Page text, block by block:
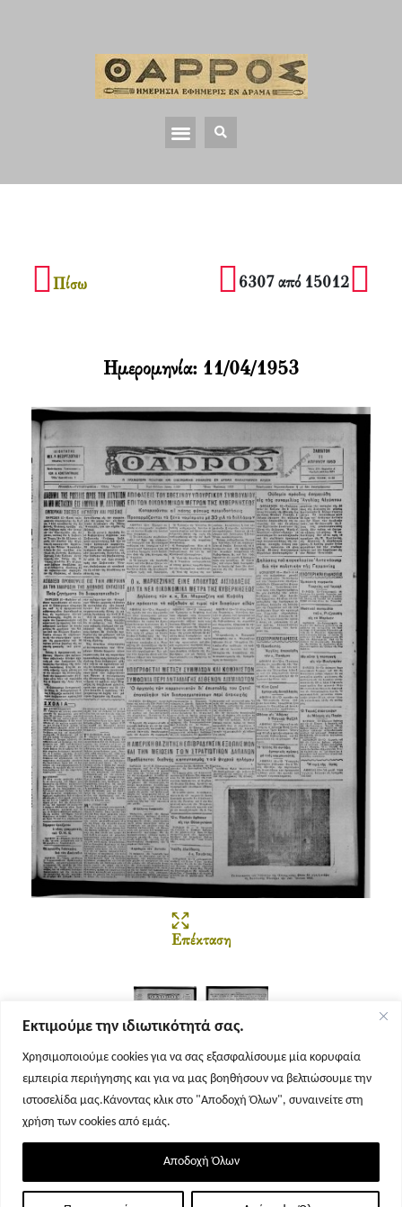
Εκτιμούμε την ιδιωτικότητά σας.
Χρησιμοποιούμε cookies για να σας εξασφαλίσουμε μία κορυφαία
εμπειρία περιήγησης και για να μας βοηθήσουν να βελτιώσουμε την
ιστοσελίδα μας.Κάνοντας κλικ στο "Αποδοχή Όλων", συναινείτε στη
χρήση των cookies από εμάς.
Αποδοχή Όλων
Πίσω 6307 από 15012
Επέκταση
Σελίδα 1 Σελίδα 2
Ημερομηνία: 11/04/1953